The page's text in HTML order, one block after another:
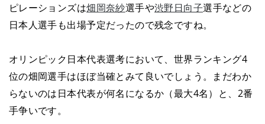
ピレーションズは畑岡奈紗選手や渋野日向子選手などの
日本人選手も出場予定だったので残念ですね。
オリンピック日本代表選考において、世界ランキング4
位の畑岡選手はほぼ当確とみて良いでしょう。まだわか
らないのは日本代表が何名になるか（最大4名）と、2番
手争いです。